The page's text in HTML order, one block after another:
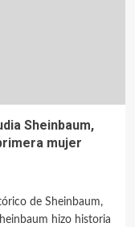
Sheinbaum,
mujer
de Sheinbaum,
hizo historia